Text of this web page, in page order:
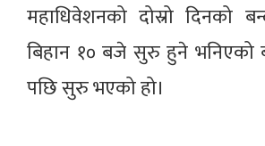
महाधिवेशनको दोस्रो दिनको
बिहान १० बजे सुरु हुने भनिएको
पछि सुरु भएको हो।